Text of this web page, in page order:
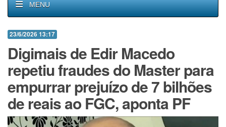
MENU
23/6/2026 13:17
Digimais de Edir Macedo
repetiu fraudes do Master para
empurrar prejuízo de 7 bilhões
de reais ao FGC, aponta PF